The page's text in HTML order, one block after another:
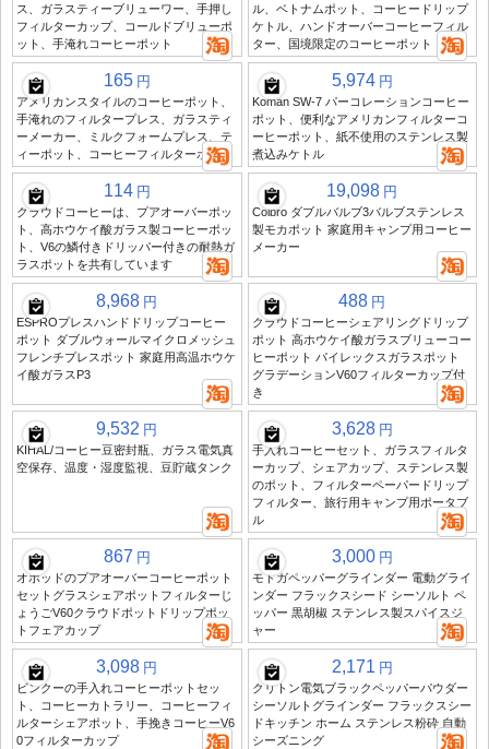
ス、ガラスティーブリューワー、手押し
フィルターカップ、コールドブリューポ
ット、手淹れコーヒーポット
ル、ベトナムポット、コーヒードリップ
ケトル、ハンドオーバーコーヒーフィル
ター、国境限定のコーヒーポット
165 円
アメリカンスタイルのコーヒーポット、
手淹れのフィルタープレス、ガラスティ
ーメーカー、ミルクフォームプレス、テ
ィーポット、コーヒーフィルターポット
5,974 円
Koman SW-7 パーコレーションコーヒー
ポット、便利なアメリカンフィルターコ
ーヒーポット、紙不使用のステンレス製
煮込みケトル
114 円
クラウドコーヒーは、プアオーバーポッ
ト、高ホウケイ酸ガラス製コーヒーポッ
ト、V6の鱗付きドリッパー付きの耐熱ガ
ラスポットを共有しています
19,098 円
Colbro ダブルバルブ3バルブステンレス
製モカポット 家庭用キャンプ用コーヒー
メーカー
8,968 円
ESPROプレスハンドドリップコーヒー
ポット ダブルウォールマイクロメッシュ
フレンチプレスポット 家庭用高温ホウケ
イ酸ガラスP3
488 円
クラウドコーヒーシェアリングドリップ
ポット 高ホウケイ酸ガラスブリューコー
ヒーポット パイレックスガラスポット
グラデーションV60フィルターカップ付
き
9,532 円
KIHAL/コーヒー豆密封瓶、ガラス電気真
空保存、温度・湿度監視、豆貯蔵タンク
3,628 円
手入れコーヒーセット、ガラスフィルタ
ーカップ、シェアカップ、ステンレス製
のポット、フィルターペーパードリップ
フィルター、旅行用キャンプ用ポータブ
ル
867 円
オボッドのプアオーバーコーヒーポット
セットグラスシェアポットフィルターじ
ょうごV60クラウドポットドリップポッ
トフェアカップ
3,000 円
モドガペッパーグラインダー 電動グライ
ンダー フラックスシード シーソルト ペ
ッパー 黒胡椒 ステンレス製スパイスジ
ャー
3,098 円
ビンクーの手入れコーヒーポットセッ
ト、コーヒーカトラリー、コーヒーフィ
ルターシェアポット、手挽きコーヒーV6
0フィルターカップ
2,171 円
クリトン電気ブラックペッパーパウダー
シーソルトグラインダー フラックスシー
ドキッチン ホーム ステンレス粉砕 自動
シーズニング